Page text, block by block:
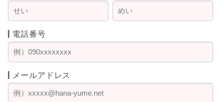
電話番号
メールアドレス